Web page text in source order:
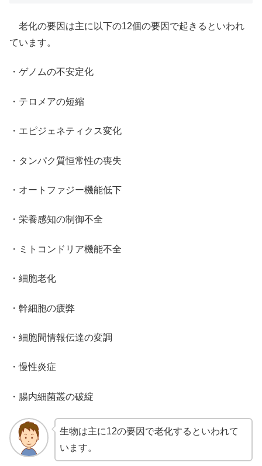
老化の要因は主に以下の12個の要因で起きるといわれ
ています。
・ゲノムの不安定化
・テロメアの短縮
・エピジェネティクス変化
・タンパク質恒常性の喪失
・オートファジー機能低下
・栄養感知の制御不全
・ミトコンドリア機能不全
・細胞老化
・幹細胞の疲弊
・細胞間情報伝達の変調
・慢性炎症
・腸内細菌叢の破綻
生物は主に12の要因で老化するといわれて
います。